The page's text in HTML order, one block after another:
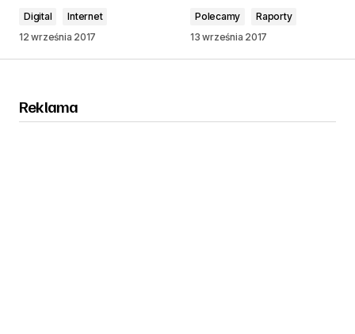
Digital
Internet
12 września 2017
Polecamy
Raporty
13 września 2017
Reklama